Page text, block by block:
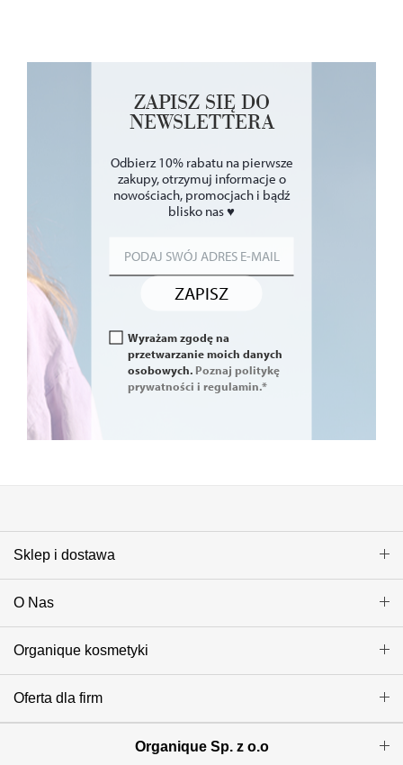
ZAPISZ SIĘ DO
NEWSLETTERA
Odbierz 10% rabatu na pierwsze
zakupy, otrzymuj informacje o
nowościach, promocjach i bądź
blisko nas ♥
ZAPISZ
Wyrażam zgodę na
przetwarzanie moich danych
osobowych. Poznaj politykę
prywatności i regulamin.*
Sklep i dostawa
O Nas
Organique kosmetyki
Oferta dla firm
Organique Sp. z o.o